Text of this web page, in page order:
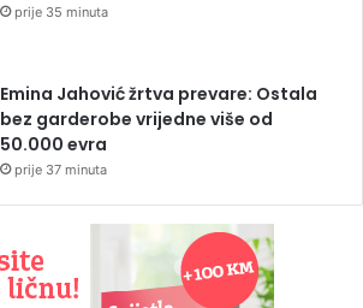
prije 35 minuta
Emina Jahović žrtva prevare: Ostala
bez garderobe vrijedne više od
50.000 evra
prije 37 minuta